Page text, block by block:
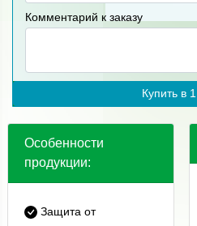
Комментарий к заказу
Купить в
Особенности
продукции:
Защита от